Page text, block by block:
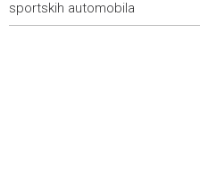
sportskih automobila